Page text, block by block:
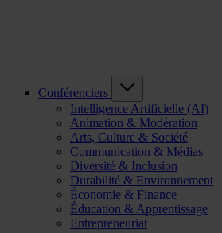
Conférenciers
Intelligence Artificielle (AI)
Animation & Modération
Arts, Culture & Société
Communication & Médias
Diversité & Inclusion
Durabilité & Environnement
Économie & Finance
Éducation & Apprentissage
Entrepreneuriat